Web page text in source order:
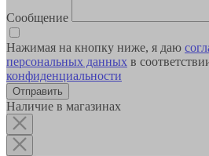
Сообщение
Нажимая на кнопку ниже, я даю
персональных данных в
конфиденциальности
Наличие в магазинах